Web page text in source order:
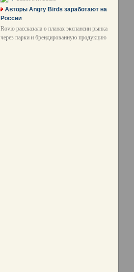
Авторы Angry Birds заработают на
России
Rovio рассказала о планах экспансии рынка
через парки и брендированную продукцию